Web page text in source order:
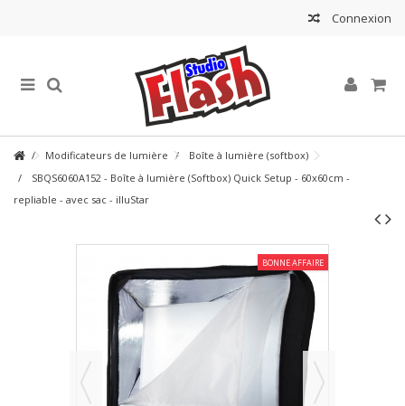
Connexion
Modificateurs de lumière
Boîte à lumière (softbox)
SBQS6060A152 - Boîte à lumière (Softbox) Quick Setup - 60x60cm -
repliable - avec sac - illuStar
BONNE AFFAIRE